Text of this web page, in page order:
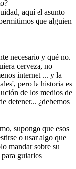
aquí el asunto
que alguien
necesario y qué no.
cerveza, no
internet ... y la
pero la historia es
de los medios de
detener... ¿debemos
supongo que esos
o usar algo que
mandar sobre su
guiarlos